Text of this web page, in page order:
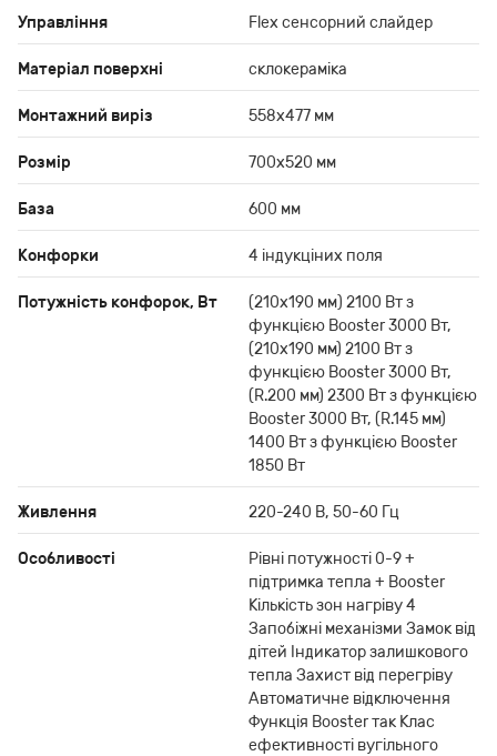
Управління Flex сенсорний слайдер
Матеріал поверхні склокераміка
Монтажний виріз 558х477 мм
Розмір 700х520 мм
База 600 мм
Конфорки 4 індукціних поля
Потужність конфорок, Вт
(210x190 мм) 2100 Вт з
функцією Booster 3000 Вт,
(210x190 мм) 2100 Вт з
функцією Booster 3000 Вт,
(R.200 мм) 2300 Вт з функцією
Booster 3000 Вт, (R.145 мм)
1400 Вт з функцією Booster
1850 Вт
Живлення 220-240 В, 50-60 Гц
Особливості
Рівні потужності 0-9 +
підтримка тепла + Booster
Кількість зон нагріву 4
Запобіжні механізми Замок від
дітей Індикатор залишкового
тепла Захист від перегріву
Автоматичне відключення
Функція Booster так Клас
ефективності вугільного